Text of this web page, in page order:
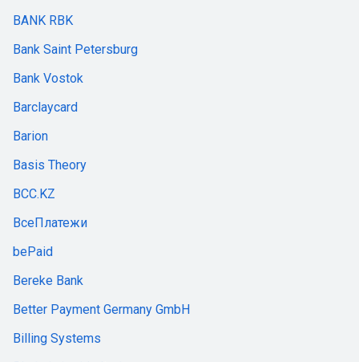
BANK RBK
Bank Saint Petersburg
Bank Vostok
Barclaycard
Barion
Basis Theory
BCC.KZ
ВсеПлатежи
bePaid
Bereke Bank
Better Payment Germany GmbH
Billing Systems